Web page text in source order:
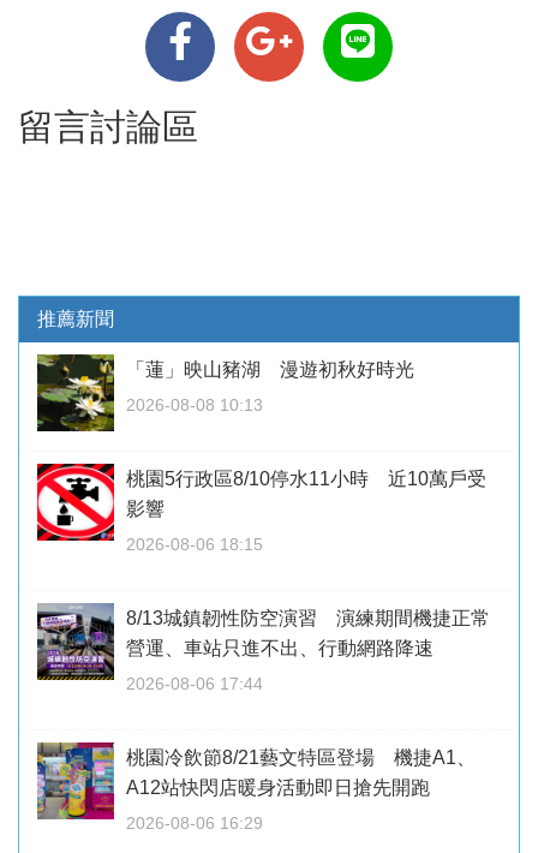
留言討論區
推薦新聞
「蓮」映山豬湖 漫遊初秋好時光
2026-08-08 10:13
桃園5行政區8/10停水11小時 近10萬戶受
影響
2026-08-06 18:15
8/13城鎮韌性防空演習 演練期間機捷正常
營運、車站只進不出、行動網路降速
2026-08-06 17:44
桃園冷飲節8/21藝文特區登場 機捷A1、
A12站快閃店暖身活動即日搶先開跑
2026-08-06 16:29